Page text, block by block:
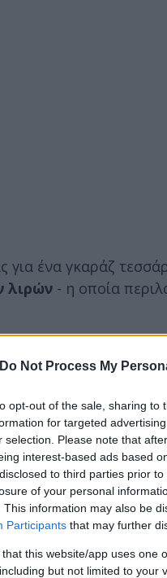
Do Not Process My
opt-out of the sale, sharing
for targeted
selection. Please note that
interest-based ads based
to third parties prior
of your personal
This information may also be
Participants that may further
that this website/app uses one
but not limited to your
ένα γκαράζ
λιρών - η οποία
mansion
ζωής» αλλά για τον
οι «πολίτες» τον
στη «κόψη